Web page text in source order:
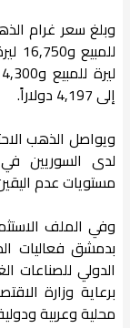
إلى 4,197 دولاراً.
ويواصل الذهب
لدى السوريين في
مستويات عدم
وفي الملف
بدمشق فعاليات
محلية وعربية